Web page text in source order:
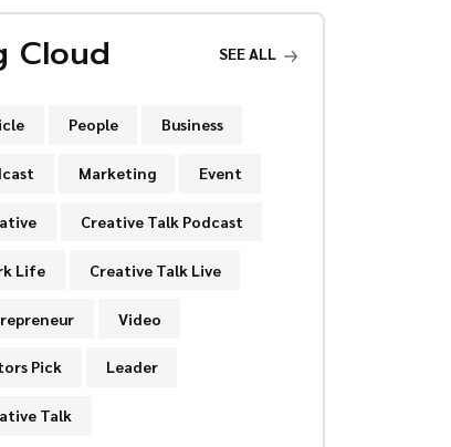
Cloud SEE ALL
People Business
Marketing Event
Creative Talk Podcast
Life Creative Talk Live
Video
Pick Leader
Talk